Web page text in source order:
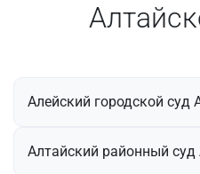
Алейский городской суд
Алтайский районный суд